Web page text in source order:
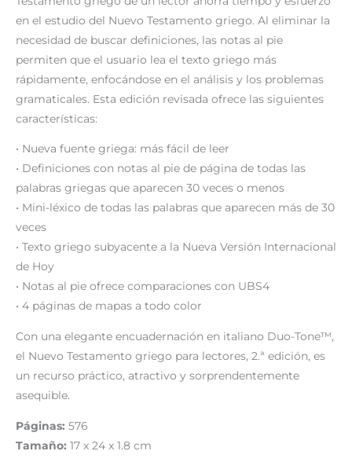
en el estudio del Nuevo Testamento griego. Al eliminar la
necesidad de buscar definiciones, las notas al pie
permiten que el usuario lea el texto griego más
rápidamente, enfocándose en el análisis y los problemas
gramaticales. Esta edición revisada ofrece las siguientes
características:
• Nueva fuente griega: más fácil de leer
• Definiciones con notas al pie de página de todas las
palabras griegas que aparecen 30 veces o menos
• Mini-léxico de todas las palabras que aparecen más de 30
veces
• Texto griego subyacente a la Nueva Versión Internacional
de Hoy
• Notas al pie ofrece comparaciones con UBS4
• 4 páginas de mapas a todo color
Con una elegante encuadernación en italiano Duo-Tone™,
el Nuevo Testamento griego para lectores, 2.ª edición, es
un recurso práctico, atractivo y sorprendentemente
asequible.
Páginas: 576
Tamaño: 17 x 24 x 1.8 cm